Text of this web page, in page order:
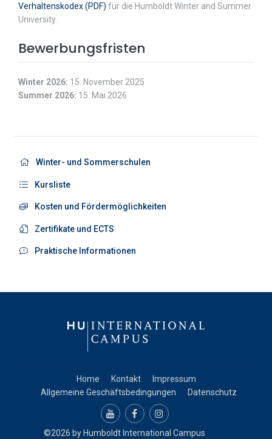
Verhaltenskodex (PDF) für die Humboldt Winter and Summer
University.
Bewerbungsfristen
Winter 2026: 15. November 2025
Summer 2026: 15. Mai 2026
Winter- und Sommerschulen
Kursliste
Kosten und Fördermöglichkeiten
Zertifikate und ECTS
Praktische Informationen
Home Kontakt
Impressum
Allgemeine Geschäftsbedingungen
Datenschutz
©2026 by Humboldt International Campus